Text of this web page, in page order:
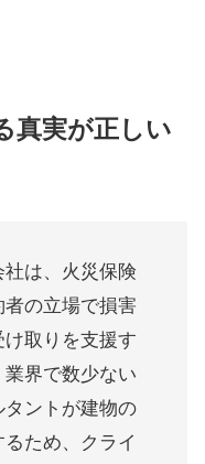
真実が正しい
は、火災保険
の立場で損害
取りを支援す
界で数少ない
ントが建物の
ため、クライ